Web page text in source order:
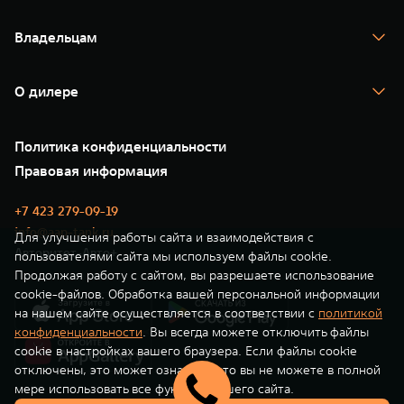
Масштаб возможностей
от 6 449 000 ₽
Тест-драйв
TANK Финансы
Корпоративным клиентам
Зарядные станции
Владельцам
Помощь на дороге
Новые цифровые сервисы TANK
Сервис
Нулевое ТО
Моторные масла
О дилере
35 лет GWM
GWM ТЕХ ДЕНЬ
Новости
Политика конфиденциальности
Правовая информация
+7 423 279-09-19
info@aap-tank.ru
Авторитет-Авто+
Для улучшения работы сайта и взаимодействия с
пользователями сайта мы используем файлы cookie.
Продолжая работу с сайтом, вы разрешаете использование
cookie-файлов. Обработка вашей персональной информации
на нашем сайте осуществляется в соответствии с политикой
конфиденциальности. Вы всегда можете отключить файлы
cookie в настройках вашего браузера. Если файлы cookie
отключены, это может означать, что вы не можете в полной
мере использовать все функции нашего сайта.